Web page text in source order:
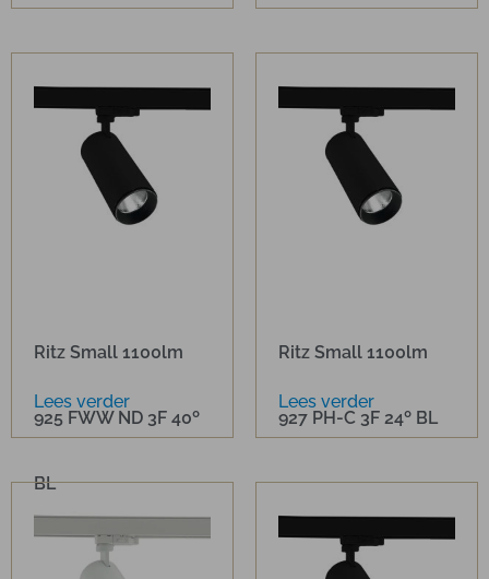
Ritz Small 1100lm
925 FWW ND 3F 40º
BL
Lees verder
Ritz Small 1100lm
927 PH-C 3F 24º BL
Lees verder